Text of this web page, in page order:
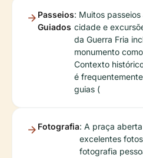
Passeios
Guiados
: Muitos
cidade e
da Guerra Fria
monumento
Contexto
é
guias (
Fotografia: A praça
excelentes
fotografia